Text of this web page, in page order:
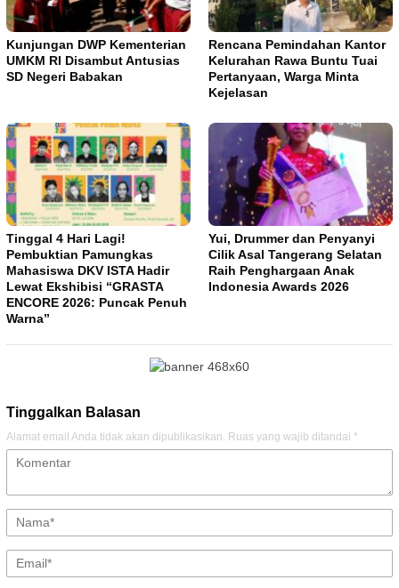
Kunjungan DWP Kementerian
UMKM RI Disambut Antusias
SD Negeri Babakan
Rencana Pemindahan Kantor
Kelurahan Rawa Buntu Tuai
Pertanyaan, Warga Minta
Kejelasan
Tinggal 4 Hari Lagi!
Pembuktian Pamungkas
Mahasiswa DKV ISTA Hadir
Lewat Ekshibisi “GRASTA
ENCORE 2026: Puncak Penuh
Warna”
Yui, Drummer dan Penyanyi
Cilik Asal Tangerang Selatan
Raih Penghargaan Anak
Indonesia Awards 2026
Tinggalkan Balasan
Alamat email Anda tidak akan dipublikasikan. Ruas yang wajib ditandai *